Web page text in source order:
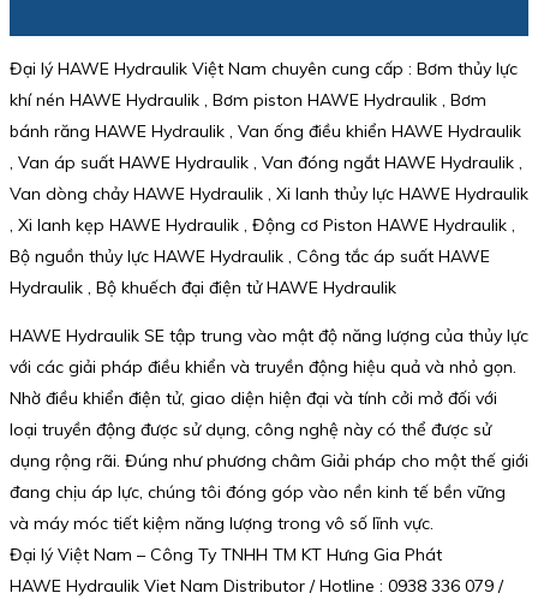
Đại lý HAWE Hydraulik Việt Nam chuyên cung cấp : Bơm thủy lực
khí nén HAWE Hydraulik , Bơm piston HAWE Hydraulik , Bơm
bánh răng HAWE Hydraulik , Van ống điều khiển HAWE Hydraulik
, Van áp suất HAWE Hydraulik , Van đóng ngắt HAWE Hydraulik ,
Van dòng chảy HAWE Hydraulik , Xi lanh thủy lực HAWE Hydraulik
, Xi lanh kẹp HAWE Hydraulik , Động cơ Piston HAWE Hydraulik ,
Bộ nguồn thủy lực HAWE Hydraulik , Công tắc áp suất HAWE
Hydraulik , Bộ khuếch đại điện tử HAWE Hydraulik
HAWE Hydraulik SE tập trung vào mật độ năng lượng của thủy lực
với các giải pháp điều khiển và truyền động hiệu quả và nhỏ gọn.
Nhờ điều khiển điện tử, giao diện hiện đại và tính cởi mở đối với
loại truyền động được sử dụng, công nghệ này có thể được sử
dụng rộng rãi. Đúng như phương châm Giải pháp cho một thế giới
đang chịu áp lực, chúng tôi đóng góp vào nền kinh tế bền vững
và máy móc tiết kiệm năng lượng trong vô số lĩnh vực.
Đại lý Việt Nam – Công Ty TNHH TM KT Hưng Gia Phát
HAWE Hydraulik Viet Nam Distributor / Hotline : 0938 336 079 /